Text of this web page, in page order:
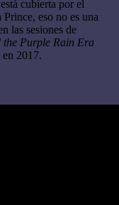
cubierta por el
eso no es una
las sesiones de
the Purple Rain Era
2017.